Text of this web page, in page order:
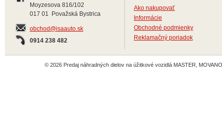
Moyzesova 816/102
017 01 Považská Bystrica
obchod@isaauto.sk
0914 238 482
Ako nakupovať
Informácie
Obchodné podmienky
Reklamačný poriadok
© 2026 Predaj náhradných dielov na úžitkové vozidlá MASTER,